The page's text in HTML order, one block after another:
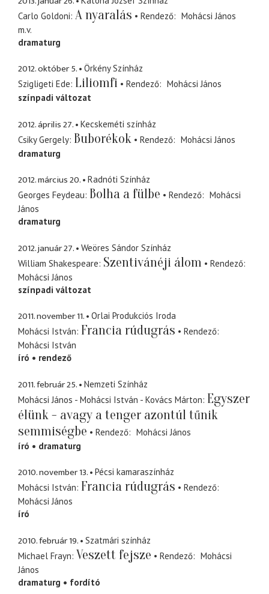
Carlo Goldoni A nyaralás Rendező
Mohácsi János
m.v.
dramaturg
2012. október 5.
Örkény Színház
Szigligeti Ede Liliomfi Rendező
Mohácsi János
színpadi változat
2012. április 27.
Kecskeméti színház
Csiky Gergely Buborékok Rendező
Mohácsi János
dramaturg
2012. március 20.
Radnóti Színház
Georges Feydeau Bolha a fülbe Rendező
Mohácsi
János
dramaturg
2012. január 27.
Weöres Sándor Színház
William Shakespeare Szentivánéji álom
Rendező
Mohácsi János
színpadi változat
2011. november 11.
Orlai Produkciós Iroda
Mohácsi István Francia rúdugrás
Rendező
Mohácsi István
író
rendező
2011. február 25.
Nemzeti Színház
Mohácsi János - Mohácsi István - Kovács Márton Egyszer
élünk - avagy a tenger azontúl tűnik
semmiségbe
Rendező
Mohácsi János
író
dramaturg
2010. november 13.
Pécsi kamaraszínház
Mohácsi István Francia rúdugrás
Rendező
Mohácsi János
író
2010. február 19.
Szatmári színház
Michael Frayn Veszett fejsze Rendező
Mohácsi
János
dramaturg
fordító